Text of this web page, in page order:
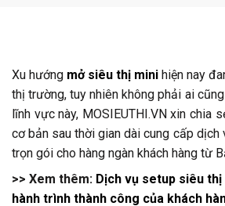
Xu hướng mở siêu thị mini hiện nay
thị trường, tuy nhiên không phải ai
lĩnh vực này, MOSIEUTHI.VN xin chia
cơ bản sau thời gian dài cung cấp
trọn gói cho hàng ngàn khách hàng từ
>> Xem thêm: Dịch vụ setup siêu
hành trình thành công của khách